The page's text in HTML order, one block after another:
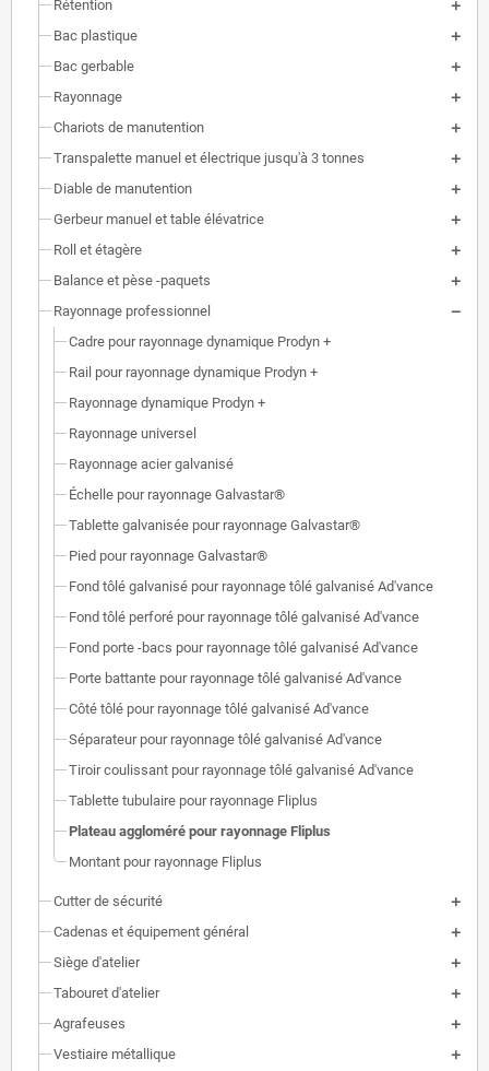
Rétention
Bac plastique
Bac gerbable
Rayonnage
Chariots de manutention
Transpalette manuel et électrique jusqu'à 3 tonnes
Diable de manutention
Gerbeur manuel et table élévatrice
Roll et étagère
Balance et pèse -paquets
Rayonnage professionnel
Cadre pour rayonnage dynamique Prodyn +
Rail pour rayonnage dynamique Prodyn +
Rayonnage dynamique Prodyn +
Rayonnage universel
Rayonnage acier galvanisé
Échelle pour rayonnage Galvastar®
Tablette galvanisée pour rayonnage Galvastar®
Pied pour rayonnage Galvastar®
Fond tôlé galvanisé pour rayonnage tôlé galvanisé Ad'vance
Fond tôlé perforé pour rayonnage tôlé galvanisé Ad'vance
Fond porte -bacs pour rayonnage tôlé galvanisé Ad'vance
Porte battante pour rayonnage tôlé galvanisé Ad'vance
Côté tôlé pour rayonnage tôlé galvanisé Ad'vance
Séparateur pour rayonnage tôlé galvanisé Ad'vance
Tiroir coulissant pour rayonnage tôlé galvanisé Ad'vance
Tablette tubulaire pour rayonnage Fliplus
Plateau aggloméré pour rayonnage Fliplus
Montant pour rayonnage Fliplus
Cutter de sécurité
Cadenas et équipement général
Siège d'atelier
Tabouret d'atelier
Agrafeuses
Vestiaire métallique